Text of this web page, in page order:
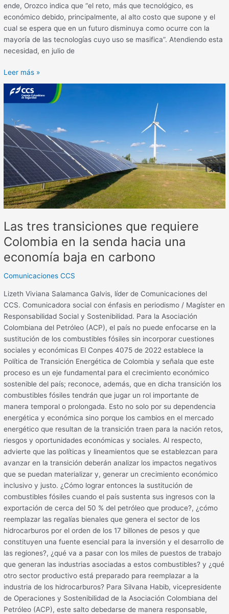
ende, Orozco indica que “el reto, más que tecnológico, es
económico debido, principalmente, al alto costo que supone y el
cual se espera que en un futuro disminuya como ocurre con la
mayoría de las tecnologías cuyo uso se masifica”. Atendiendo esta
necesidad, en julio de
Leer más »
Las tres transiciones que requiere
Colombia en la senda hacia una
economía baja en carbono
Comunicaciones CCS
Lizeth Viviana Salamanca Galvis, líder de Comunicaciones del
CCS. Comunicadora social con énfasis en periodismo / Magíster en
Responsabilidad Social y Sostenibilidad. Para la Asociación
Colombiana del Petróleo (ACP), el país no puede enfocarse en la
sustitución de los combustibles fósiles sin incorporar cuestiones
sociales y económicas El Conpes 4075 de 2022 establece la
Política de Transición Energética de Colombia y señala que este
proceso es un eje fundamental para el crecimiento económico
sostenible del país; reconoce, además, que en dicha transición los
combustibles fósiles tendrán que jugar un rol importante de
manera temporal o prolongada. Esto no solo por su dependencia
energética y económica sino porque los cambios en el mercado
energético que resultan de la transición traen para la nación retos,
riesgos y oportunidades económicas y sociales. Al respecto,
advierte que las políticas y lineamientos que se establezcan para
avanzar en la transición deberán analizar los impactos negativos
que se puedan materializar y, generar un crecimiento económico
inclusivo y justo. ¿Cómo lograr entonces la sustitución de
combustibles fósiles cuando el país sustenta sus ingresos con la
exportación de cerca del 50 % del petróleo que produce?, ¿cómo
reemplazar las regalías bienales que genera el sector de los
hidrocarburos por el orden de los 17 billones de pesos y que
constituyen una fuente esencial para la inversión y el desarrollo de
las regiones?, ¿qué va a pasar con los miles de puestos de trabajo
que generan las industrias asociadas a estos combustibles? y ¿qué
otro sector productivo está preparado para reemplazar a la
industria de los hidrocarburos? Para Silvana Habib, vicepresidente
de Operaciones y Sostenibilidad de la Asociación Colombiana del
Petróleo (ACP), este salto debedarse de manera responsable,
Las
que
requiere
Colombia
en
la
senda
hacia
una
baja
en
carbono